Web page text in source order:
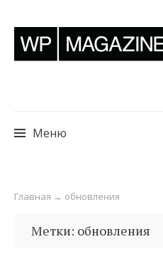
Меню
к
содержимому
Главная → обновления
Метки: обновления